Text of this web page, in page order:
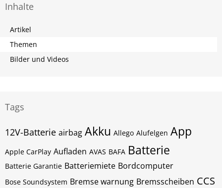
Inhalte
Artikel
Themen
Bilder und Videos
Tags
12V-Batterie airbag Akku Allego Alufelgen App
Apple CarPlay Aufladen AVAS BAFA Batterie
Batterie Garantie Batteriemiete Bordcomputer
Bose Soundsystem Bremse warnung Bremsscheiben CCS